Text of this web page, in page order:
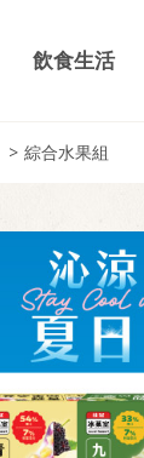
飲食生活
綜合水果組